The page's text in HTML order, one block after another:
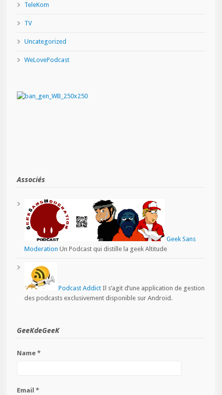
TeleKom
TV
Uncategorized
WeLovePodcast
Associés
Geek Sans
Moderation Un Podcast qui distille la geek Altitude
Podcast Addict Il s’agit d’une application de gestion
des podcasts exclusivement disponible sur Android.
GeeKdeGeeK
Name *
Email *